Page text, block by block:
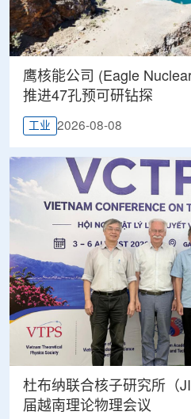
鹰核能公司 (Eagle
推进47孔预可研钻探
工业 2026-08-08
杜布纳联合核子研究所（
届越南理论物理会议